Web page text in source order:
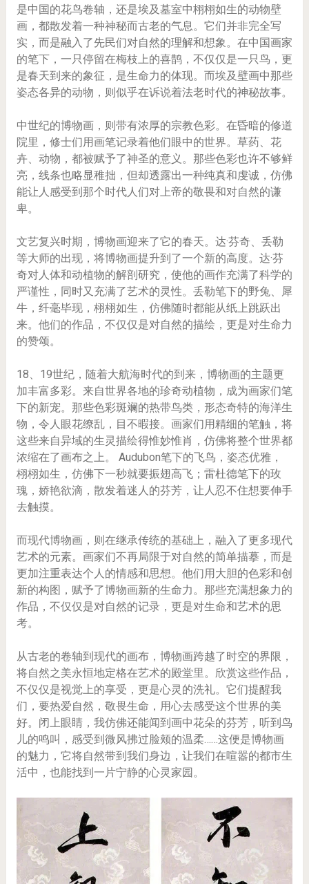
是中国的花鸟卷轴，还是埃及墓室中栩栩如生的动物壁
画，都散发着一种神秘而古老的气息。它们并非完全写
实，而是融入了先民们对自然的理解和想象。在中国画家
的笔下，一只停留在梅枝上的喜鹊，不仅仅是一只鸟，更
是春天到来的象征，是生命力的体现。而埃及壁画中那些
姿态各异的动物，则似乎在诉说着法老时代的神秘故事。
中世纪的博物画，则带有浓厚的宗教色彩。在昏暗的修道
院里，修士们用画笔记录着他们眼中的世界。草药、花
卉、动物，都被赋予了神圣的意义。那些色彩也许不够鲜
亮，线条也略显稚拙，但却透露出一种纯真和虔诚，仿佛
能让人感受到那个时代人们对上帝的敬畏和对自然的谦
卑。
文艺复兴时期，博物画迎来了它的春天。达·芬奇、丢勒
等大师的出现，将博物画提升到了一个新的高度。达·芬
奇对人体和动植物的解剖研究，使他的画作充满了科学的
严谨性，同时又充满了艺术的灵性。丢勒笔下的野兔、犀
牛，纤毫毕现，栩栩如生，仿佛随时都能从纸上跳跃出
来。他们的作品，不仅仅是对自然的描绘，更是对生命力
的赞颂。
18、19世纪，随着大航海时代的到来，博物画的主题更
加丰富多彩。来自世界各地的珍奇动植物，成为画家们笔
下的新宠。那些色彩斑斓的热带鸟类，形态奇特的海洋生
物，令人眼花缭乱，目不暇接。画家们用精细的笔触，将
这些来自异域的生灵描绘得惟妙惟肖，仿佛将整个世界都
浓缩在了画布之上。 Audubon笔下的飞鸟，姿态优雅，
栩栩如生，仿佛下一秒就要振翅高飞；雷杜德笔下的玫
瑰，娇艳欲滴，散发着迷人的芬芳，让人忍不住想要伸手
去触摸。
而现代博物画，则在继承传统的基础上，融入了更多现代
艺术的元素。画家们不再局限于对自然的简单描摹，而是
更加注重表达个人的情感和思想。他们用大胆的色彩和创
新的构图，赋予了博物画新的生命力。那些充满想象力的
作品，不仅仅是对自然的记录，更是对生命和艺术的思
考。
从古老的卷轴到现代的画布，博物画跨越了时空的界限，
将自然之美永恒地定格在艺术的殿堂里。欣赏这些作品，
不仅仅是视觉上的享受，更是心灵的洗礼。它们提醒我
们，要热爱自然，敬畏生命，用心去感受这个世界的美
好。闭上眼睛，我仿佛还能闻到画中花朵的芬芳，听到鸟
儿的鸣叫，感受到微风拂过脸颊的温柔……这便是博物画
的魅力，它将自然带到我们身边，让我们在喧嚣的都市生
活中，也能找到一片宁静的心灵家园。